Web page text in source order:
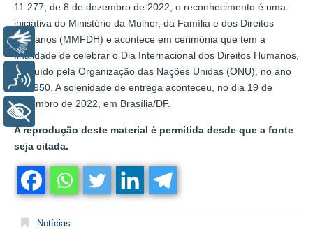
11.277, de 8 de dezembro de 2022, o reconhecimento é uma
iniciativa do Ministério da Mulher, da Família e dos Direitos
Humanos (MMFDH) e acontece em cerimônia que tem a
finalidade de celebrar o Dia Internacional dos Direitos Humanos,
instituído pela Organização das Nações Unidas (ONU), no ano
de 1950. A solenidade de entrega aconteceu, no dia 19 de
dezembro de 2022, em Brasília/DF.
A reprodução deste material é permitida desde que a fonte
seja citada.
Notícias
Libras
Voz
+ Acessibilidade